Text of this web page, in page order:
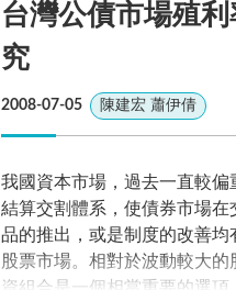
台灣公債市場殖
究
2008-07-05 陳建宏 蕭伊倩
我國資本市場，過去一直較
結算交割體系，使債券市場
品的推出，或是制度的改善
股票市場。相對於波動較大